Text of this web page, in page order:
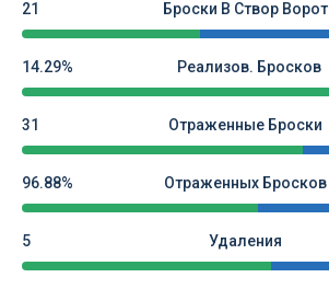
21 Броски В Створ Ворот
14.29% Реализов. Бросков
31 Отраженные Броски
96.88% Отраженных Бросков
5 Удаления